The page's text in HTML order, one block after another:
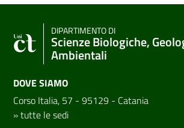
DIPARTIMENTO DI
Scienze Biologiche,
Ambientali
DOVE SIAMO
Corso Italia, 57 - 95129 - Catania
»tutte le sedi